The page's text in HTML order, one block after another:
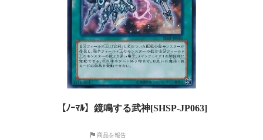
【ﾉｰﾏﾙ】鏡鳴する武神[SHSP-JP063]
商品を報告